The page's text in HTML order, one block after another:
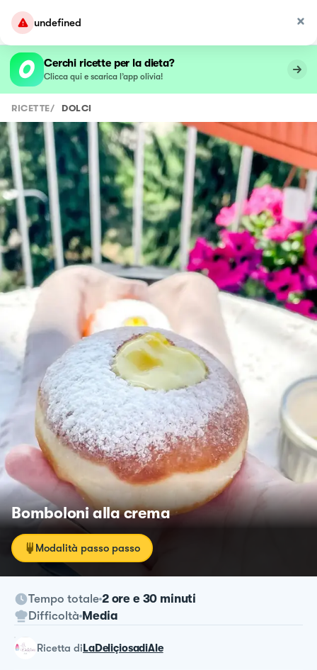
undefined
Cerchi ricette per la dieta?
Clicca qui e scarica l’app olivia!
RICETTE/ DOLCI
Bomboloni alla crema
Modalità passo passo
Tempo totale 2 ore e 30 minuti
Difficoltà Media
ricetta diLaDeliçiosadiAle